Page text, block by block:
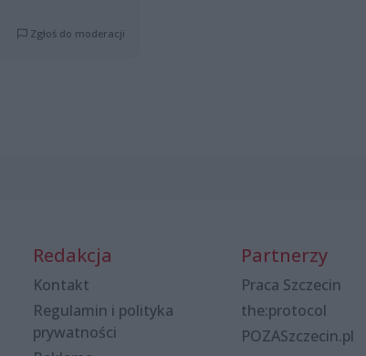
Zgłoś do moderacji
Redakcja
Kontakt
Regulamin i polityka
prywatności
Partnerzy
Praca Szczecin
the:protocol
POZASzczecin.pl